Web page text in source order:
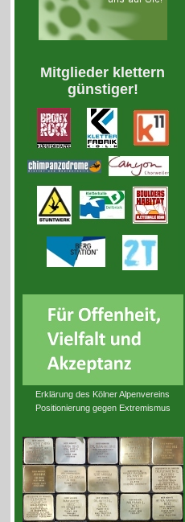
Mitglieder klettern
günstiger!
Erklärung des Kölner Alpenvereins
Positionierung gegen Extremismus